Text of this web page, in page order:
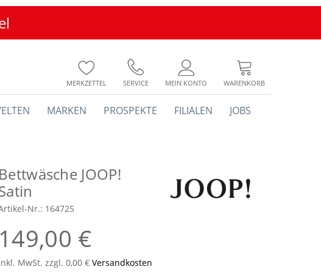
MERKZETTEL SERVICE MEIN KONTO WARENKORB
MARKEN PROSPEKTE FILIALEN JOBS
Bettwäsche JOOP!
Nr.: 164725
149,00 €
MwSt. zzgl. 0,00 € Versandkosten